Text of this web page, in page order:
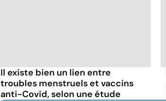
Il existe bien un lien entre
troubles menstruels et vaccins
anti-Covid, selon une étude